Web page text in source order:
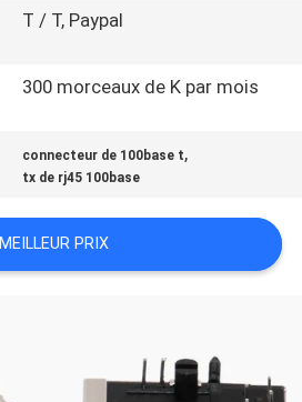
T / T, Paypal
300 morceaux de K par mois
connecteur de 100base t,
tx de rj45 100base
MEILLEUR PRIX